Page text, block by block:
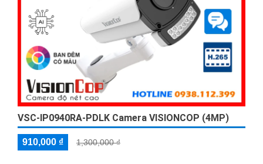
VSC-IP0940RA-PDLK Camera VISIONCOP (4MP)
910,000 ₫ 1,300,000 ₫